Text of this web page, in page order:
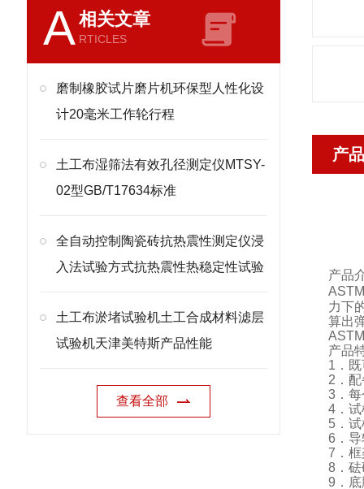
A相关文章
RTICLES
磨制橡胶试片磨片机环保型人性化设
计20毫米工作轮行程
土工布湿筛法有效孔径测定仪MTSY-
02型GB/T17634标准
全自动控制陶瓷砖抗热震性测定仪浸
入法试验方式抗热震性热稳定性试验
土工布淤堵试验机土工合成材料滤层
试验机天津美特斯产品性能
查看全部
产
产品
力下
算出
产品
1 ．
2 ．
3 ．
4 ．
5 ．
6 ．
7 ．
8 ．
9 ．